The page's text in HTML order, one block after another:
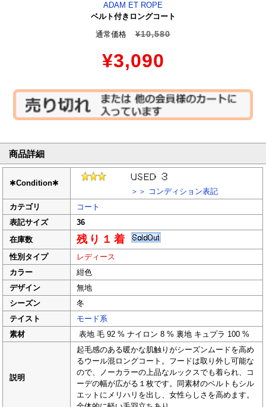
ADAM ET ROPE
ベルト付きロングコート
通常価格
¥10,580
¥3,090
商品詳細
✱Condition✱
＞＞ コンディション表記
カテゴリ
コート
表記サイズ
36
在庫数
残り１着
性別タイプ
レディース
カラー
紺色
デザイン
無地
シーズン
冬
テイスト
モード系
素材
表地 毛 92 % ナイロン 8 % 裏地 キュプラ 100 %
説明
起毛感のある暖かな肌触りがシーズンムードを高め
るウール混ロングコート。フードは取り外し可能な
ので、ノーカラーの上品なルックスでも着られ、コ
ーデの幅が広がる１枚です。同素材のベルトもシル
エットにメリハリを出し、女性らしさを高めます。